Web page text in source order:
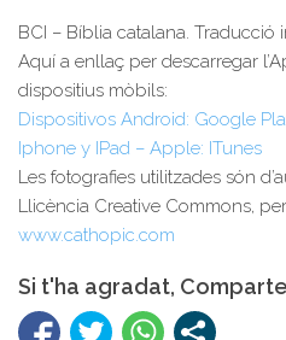
BCI – Bíblia catalana. Traducció
Aquí a enllaç per descarregar
dispositius mòbils:
Dispositivos Android: Google
Iphone y IPad – Apple: ITunes
Les fotografies utilitzades són
Llicència Creative Commons,
www.cathopic.com
Si t'ha agradat,